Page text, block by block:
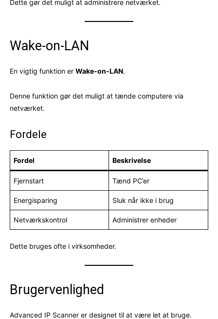
Dette gør det muligt at administrere netværket.
Wake-on-LAN
En vigtig funktion er Wake-on-LAN.
Denne funktion gør det muligt at tænde computere via
netværket.
Fordele
Fordel Beskrivelse
Fjernstart Tænd PC’er
Energisparing Sluk når ikke i brug
Netværkskontrol Administrer enheder
Dette bruges ofte i virksomheder.
Brugervenlighed
Advanced IP Scanner er designet til at være let at bruge.